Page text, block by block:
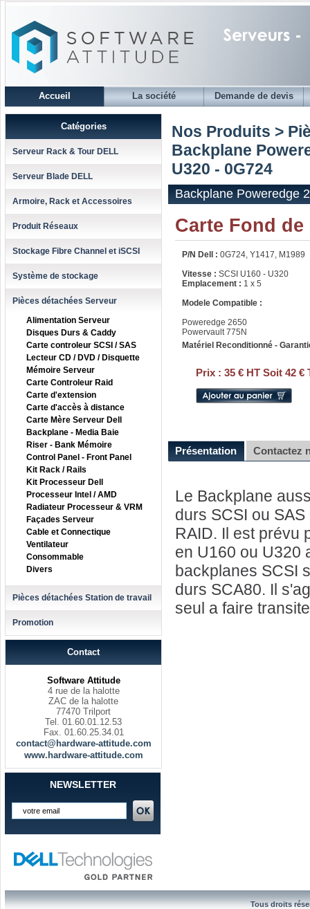
Accueil La société Demande de devis
Catégories
Serveur Rack & Tour DELL
Serveur Blade DELL
Armoire, Rack et Accessoires
Produit Réseaux
Stockage Fibre Channel et iSCSI
Système de stockage
Pièces détachées Serveur
Alimentation Serveur
Disques Durs & Caddy
Carte controleur SCSI / SAS
Lecteur CD / DVD / Disquette
Mémoire Serveur
Carte Controleur Raid
Carte d'extension
Carte d'accès à distance
Carte Mère Serveur Dell
Backplane - Media Baie
Riser - Bank Mémoire
Control Panel - Front Panel
Kit Rack / Rails
Kit Processeur Dell
Processeur Intel / AMD
Radiateur Processeur & VRM
Façades Serveur
Cable et Connectique
Ventilateur
Consommable
Divers
Pièces détachées Station de travail
Promotion
Contact
Software Attitude
4 rue de la halotte
ZAC de la halotte
77470 Trilport
Tel. 01.60.01.12.53
Fax. 01.60.25.34.01
contact@hardware-attitude.com
www.hardware-attitude.com
NEWSLETTER
Nos Produits >
Backplane
U320 - 0G724
Backplane Poweredge
Carte Fond de
P/N Dell : 0G724, Y1417, M1989
Vitesse : SCSI U160 - U320
Emplacement : 1 x 5
Modele Compatible :
Poweredge 2650
Powervault 775N
Matériel Reconditionné -
Prix : 35 € HT Soit 42 €
Présentation Contactez
Le Backplane
durs SCSI ou
RAID. Il est prévu
en U160 ou U320
backplanes SCSI
durs SCA80. Il
seul a faire
Tous droits